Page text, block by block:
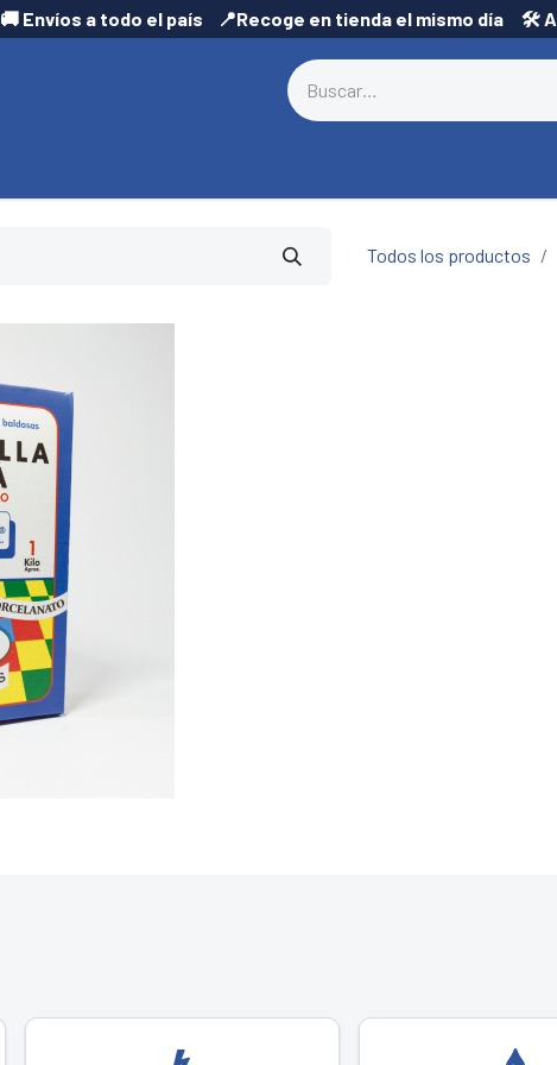
🚚 Envíos a todo el país 📍Recoge en tienda el mismo día 🛠️
Todos los productos